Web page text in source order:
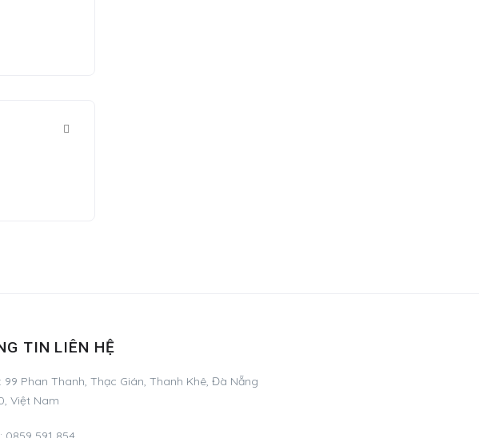
TIN LIÊN HỆ
99 Phan Thanh, Thạc Gián, Thanh Khê, Đà Nẵng
Việt Nam